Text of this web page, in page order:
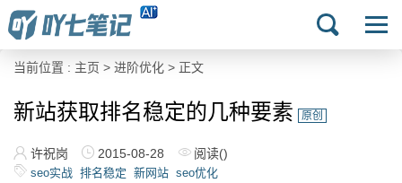
当前位置 : 主页 > 进阶优化 > 正文
新站获取排名稳定的几种要素 原创
许祝岗 2015-08-28 阅读()
seo实战 排名稳定 新网站 seo优化